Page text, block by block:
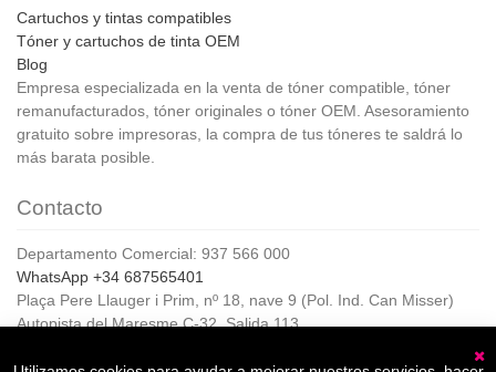
Cartuchos y tintas compatibles
Tóner y cartuchos de tinta OEM
Blog
Empresa especializada en la venta de tóner compatible, tóner
remanufacturados, tóner originales o tóner OEM. Asesoramiento
gratuito sobre impresoras, la compra de tus tóneres te saldrá lo
más barata posible.
Contacto
Departamento Comercial: 937 566 000
WhatsApp +34 687565401
Plaça Pere Llauger i Prim, nº 18, nave 9 (Pol. Ind. Can Misser)
Autopista del Maresme C-32, Salida 113